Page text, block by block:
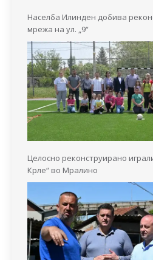
Населба Илинден добива
мрежа на ул. „9“
Целосно реконструирано
Крле“ во Мралино